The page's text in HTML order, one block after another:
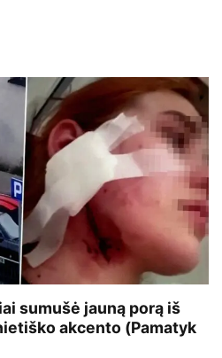
sumušė jauną porą iš
akcento (Pamatyk